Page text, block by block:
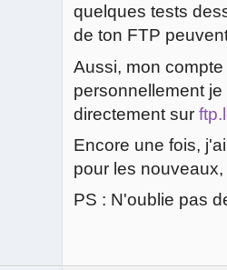
quelques tests
de ton FTP
Aussi, mon
personnellement
directement sur
Encore une fois,
pour les
PS : N'oublie pas